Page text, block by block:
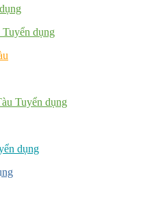
dụng
Tuyển dụng
dụng